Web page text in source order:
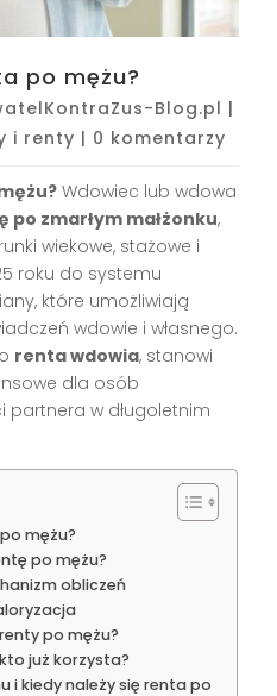
po mężu?
Blog.pl |
i renty | 0 komentarzy
Wdowiec lub wdowa
po zmarłym małżonku,
wiekowe, stażowe i
roku do systemu
które umożliwiają
wdowie i własnego.
renta wdowia, stanowi
dla osób
w długoletnim
mężu?
po mężu?
obliczeń
po mężu?
już korzysta?
i kiedy należy się renta po